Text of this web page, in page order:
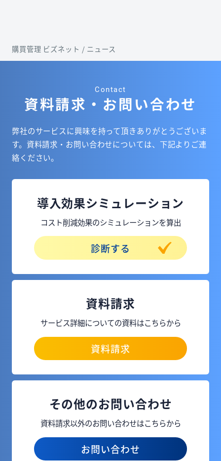
購買管理 ビズネット / ニュース
Contact
資料請求・お問い合わせ
弊社のサービスに興味を持って頂きありがとうございま
す。 資料請求・お問い合わせについては、下記よりご連
絡ください。
導入効果シミュレーション
コスト削減効果のシミュレーションを算出
診断する
資料請求
サービス詳細についての資料はこちらから
資料請求
その他のお問い合わせ
資料請求以外のお問い合わせはこちらから
お問い合わせ